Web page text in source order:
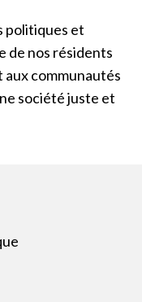
politiques et
de nos résidents
communautés
société juste et